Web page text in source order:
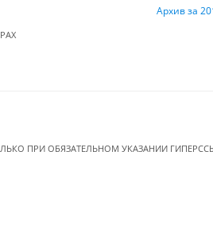
Архив за
ПРИ ОБЯЗАТЕЛЬНОМ УКАЗАНИИ